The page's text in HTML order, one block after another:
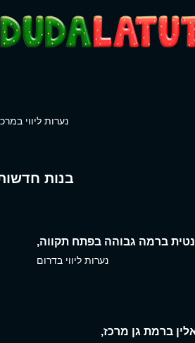
נערות ליווי
בנות
ברמה גבוהה בפתח תקווה,
נערות ליווי בדרום
אלין ברמת גן מרכז,